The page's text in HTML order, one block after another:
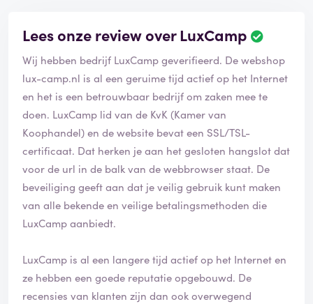
Lees onze review over LuxCamp
Wij hebben bedrijf LuxCamp geverifieerd. De webshop
lux-camp.nl is al een geruime tijd actief op het Internet
en het is een betrouwbaar bedrijf om zaken mee te
doen. LuxCamp lid van de KvK (Kamer van
Koophandel) en de website bevat een SSL/TSL-
certificaat. Dat herken je aan het gesloten hangslot dat
voor de url in de balk van de webbrowser staat. De
beveiliging geeft aan dat je veilig gebruik kunt maken
van alle bekende en veilige betalingsmethoden die
LuxCamp aanbiedt.
LuxCamp is al een langere tijd actief op het Internet en
ze hebben een goede reputatie opgebouwd. De
recensies van klanten zijn dan ook overwegend